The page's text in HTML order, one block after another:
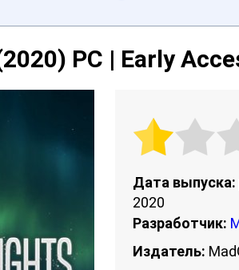
PC | Early
Дата выпуска:
2020
Разработчик:
Издатель: